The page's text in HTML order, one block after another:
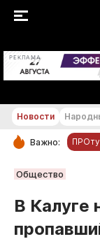
РЕКЛАМА
РУБРИКИ
Новости
Статьи
Новости
Важно:
Общество
В Калуге